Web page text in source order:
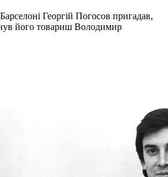
Георгій Погосов пригадав,
його товариш Володимир